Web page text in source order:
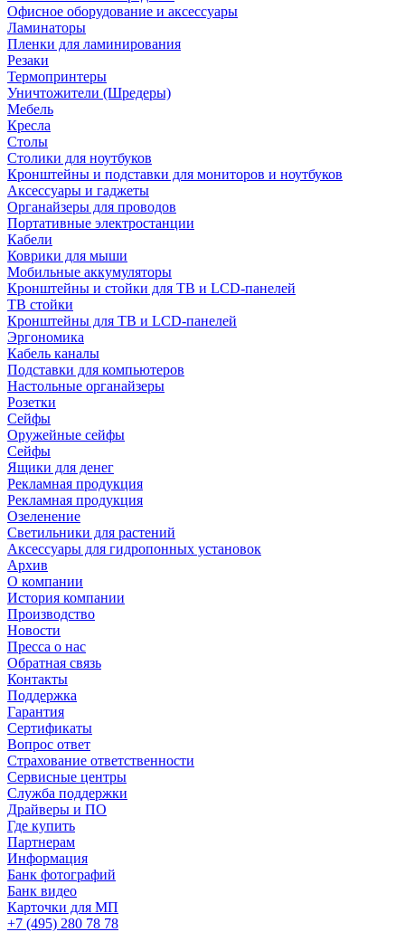
Офисное оборудование и аксессуары
Ламинаторы
Пленки для ламинирования
Резаки
Термопринтеры
Уничтожители (Шредеры)
Мебель
Кресла
Столы
Столики для ноутбуков
Кронштейны и подставки для мониторов и ноутбуков
Аксессуары и гаджеты
Органайзеры для проводов
Портативные электростанции
Кабели
Коврики для мыши
Мобильные аккумуляторы
Кронштейны и стойки для ТВ и LCD-панелей
ТВ стойки
Кронштейны для ТВ и LCD-панелей
Эргономика
Кабель каналы
Подставки для компьютеров
Настольные органайзеры
Розетки
Сейфы
Оружейные сейфы
Сейфы
Ящики для денег
Рекламная продукция
Рекламная продукция
Озеленение
Светильники для растений
Аксессуары для гидропонных установок
Архив
О компании
История компании
Производство
Новости
Пресса о нас
Обратная связь
Контакты
Поддержка
Гарантия
Сертификаты
Вопрос ответ
Страхование ответственности
Сервисные центры
Служба поддержки
Драйверы и ПО
Где купить
Партнерам
Информация
Банк фотографий
Банк видео
Карточки для МП
+7 (495) 280 78 78